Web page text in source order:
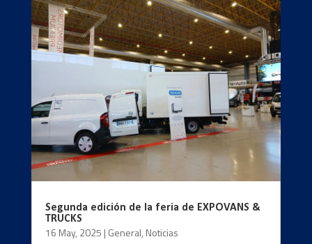
Segunda edición de la feria de EXPOVANS &
TRUCKS
16 May, 2025 | General, Noticias